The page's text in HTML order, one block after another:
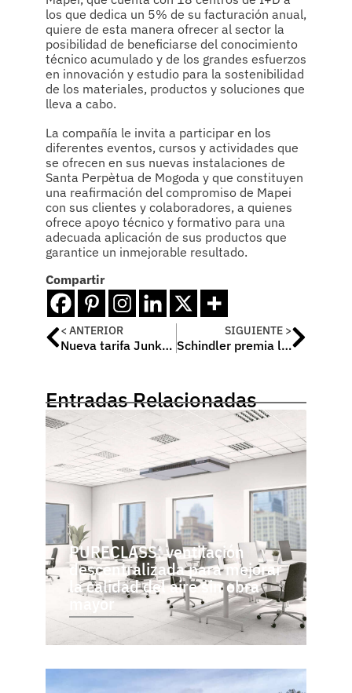
los que dedica un 5% de su facturación anual,
quiere de esta manera ofrecer al sector la
posibilidad de beneficiarse del conocimiento
técnico acumulado y de los grandes esfuerzos
en innovación y estudio para la sostenibilidad
de los materiales, productos y soluciones que
lleva a cabo.
La compañía le invita a participar en los
diferentes eventos, cursos y actividades que
se ofrecen en sus nuevas instalaciones de
Santa Perpètua de Mogoda y que constituyen
una reafirmación del compromiso de Mapei
con sus clientes y colaboradores, a quienes
ofrece apoyo técnico y formativo para una
adecuada aplicación de sus productos que
garantice un inmejorable resultado.
Compartir
< ANTERIOR
Nueva tarifa Junkers “Edición enero 2014”
SIGUIENTE >
Schindler premia la fidelidad con medallas de oro y plata
Entradas Relacionadas
PURECLASS: ventilación
descentralizada para mejorar
la calidad del aire sin obra
mayor